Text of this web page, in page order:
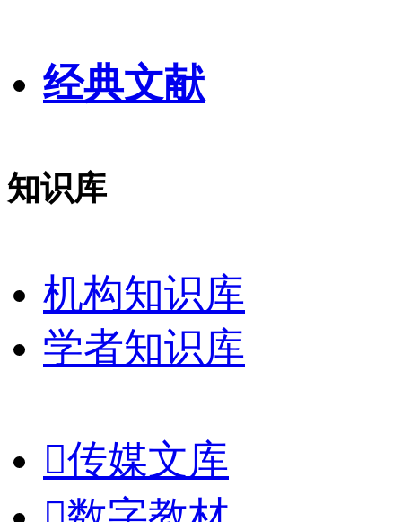
经典文献
知识库
机构知识库
学者知识库
传媒文库